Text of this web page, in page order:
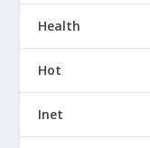
Health
Hot
Inet